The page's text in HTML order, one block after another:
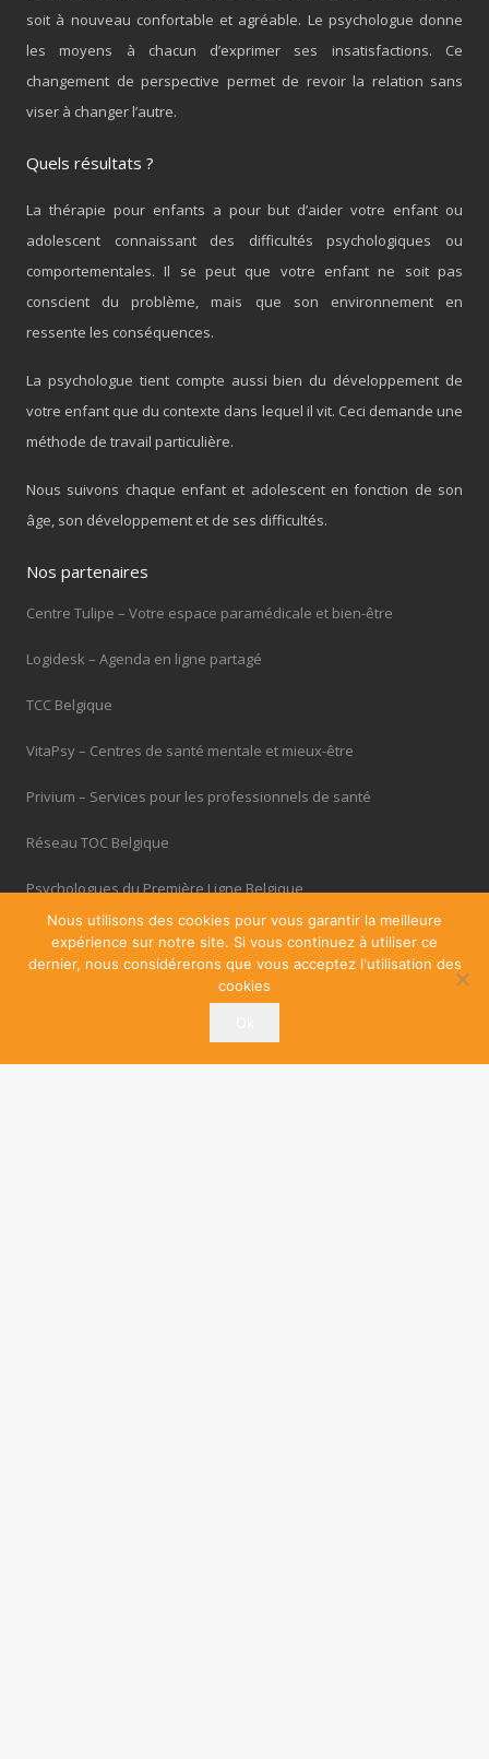
soit à nouveau confortable et agréable. Le psychologue donne
les moyens à chacun d’exprimer ses insatisfactions. Ce
changement de perspective permet de revoir la relation sans
viser à changer l’autre.
Quels résultats ?
La thérapie pour enfants a pour but d’aider votre enfant ou
adolescent connaissant des difficultés psychologiques ou
comportementales. Il se peut que votre enfant ne soit pas
conscient du problème, mais que son environnement en
ressente les conséquences.
La psychologue tient compte aussi bien du développement de
votre enfant que du contexte dans lequel il vit. Ceci demande une
méthode de travail particulière.
Nous suivons chaque enfant et adolescent en fonction de son
âge, son développement et de ses difficultés.
Nos partenaires
Centre Tulipe – Votre espace paramédicale et bien-être
Logidesk – Agenda en ligne partagé
TCC Belgique
VitaPsy – Centres de santé mentale et mieux-être
Privium – Services pour les professionnels de santé
Réseau TOC Belgique
Psychologues du Première Ligne Belgique
Troubles du Sommeil
Nous utilisons des cookies pour vous garantir la meilleure
expérience sur notre site. Si vous continuez à utiliser ce
dernier, nous considérerons que vous acceptez l'utilisation des
cookies